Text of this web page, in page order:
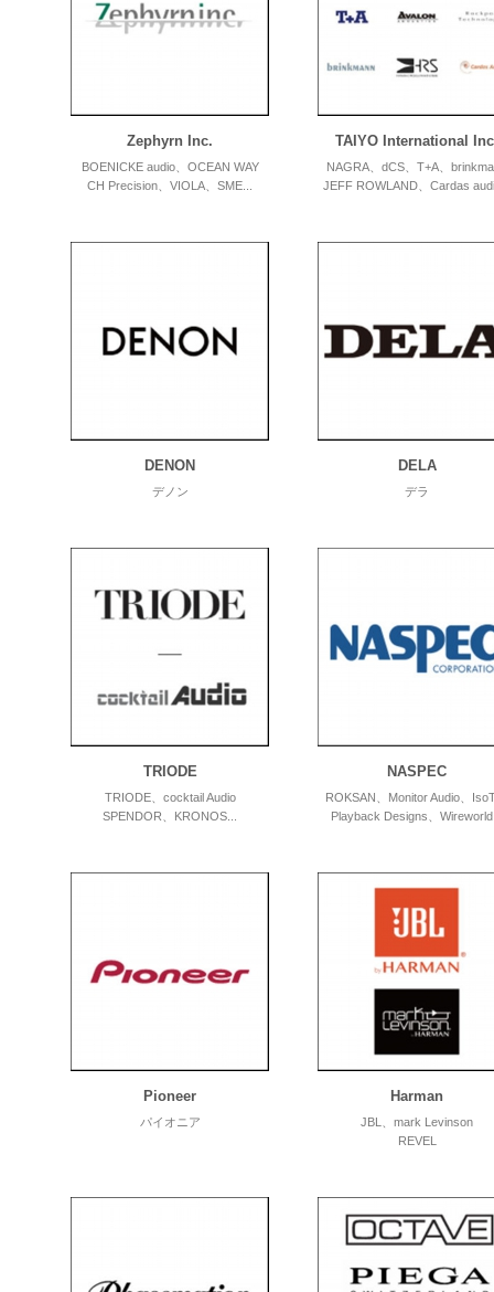
Zephyrn Inc.
BOENICKE audio、OCEAN WAY
CH Precision、VIOLA、SME...
TAIYO International
NAGRA、dCS、T+A、
JEFF ROWLAND、Cardas
DENON
デノン
DELA
デラ
TRIODE
TRIODE、cocktail Audio
SPENDOR、KRONOS...
NASPEC
ROKSAN、Monitor Audio、
Playback Designs、
Pioneer
パイオニア
Harman
JBL、mark Levinson
REVEL